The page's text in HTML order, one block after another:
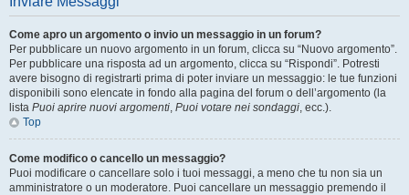
Come apro un argomento o invio un messaggio in un forum?
Per pubblicare un nuovo argomento in un forum, clicca su “Nuovo argomento”.
Per pubblicare una risposta ad un argomento, clicca su “Rispondi”. Potresti
avere bisogno di registrarti prima di poter inviare un messaggio: le tue funzioni
disponibili sono elencate in fondo alla pagina del forum o dell’argomento (la
lista Puoi aprire nuovi argomenti, Puoi votare nei sondaggi, ecc.).
Top
Come modifico o cancello un messaggio?
Puoi modificare o cancellare solo i tuoi messaggi, a meno che tu non sia un
amministratore o un moderatore. Puoi cancellare un messaggio premendo il